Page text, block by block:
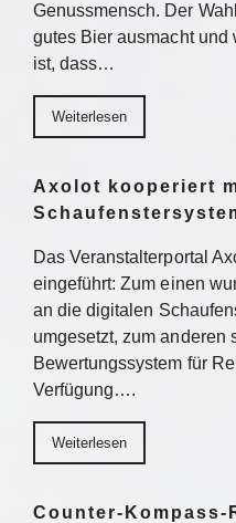
Genussmensch. Der
gutes Bier ausmacht und
ist, dass…
Weiterlesen
Axolot kooperiert
Das Veranstalterportal
eingeführt: Zum einen
an die digitalen
umgesetzt, zum anderen
Bewertungssystem für
Verfügung….
Weiterlesen
Counter-Kompass-